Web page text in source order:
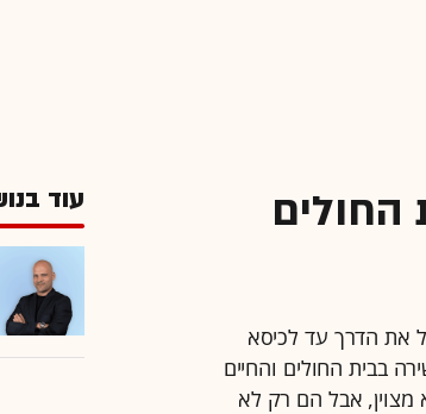
החולים
את הדרך עד לכיסא
בבית החולים והחיים
מצוין, אבל הם רק לא
עוד